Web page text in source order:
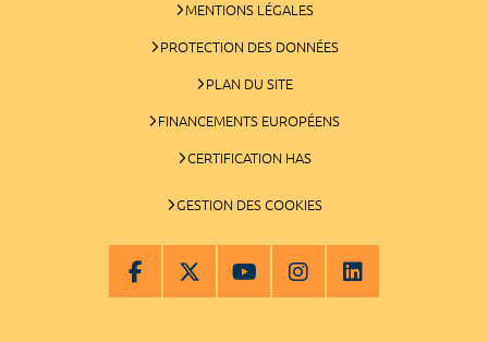
MENTIONS LÉGALES
PROTECTION DES DONNÉES
PLAN DU SITE
FINANCEMENTS EUROPÉENS
CERTIFICATION HAS
GESTION DES COOKIES